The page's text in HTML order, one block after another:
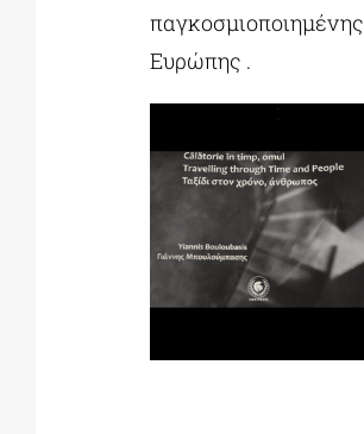
παγκοσμιοποιημένης
Ευρώπης .